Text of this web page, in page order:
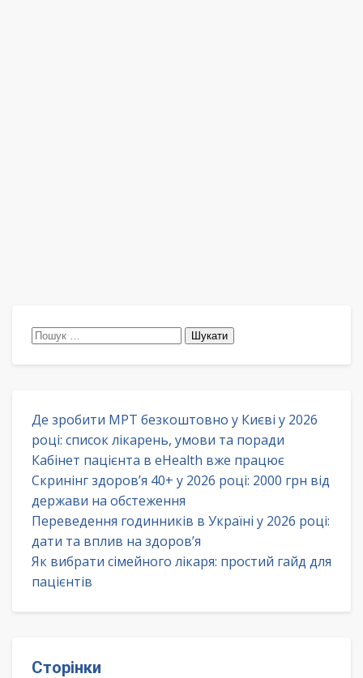
Пошук:
Де зробити МРТ безкоштовно у Києві у 2026
році: список лікарень, умови та поради
Кабінет пацієнта в eHealth вже працює
Скринінг здоров’я 40+ у 2026 році: 2000 грн від
держави на обстеження
Переведення годинників в Україні у 2026 році:
дати та вплив на здоров’я
Як вибрати сімейного лікаря: простий гайд для
пацієнтів
Сторінки